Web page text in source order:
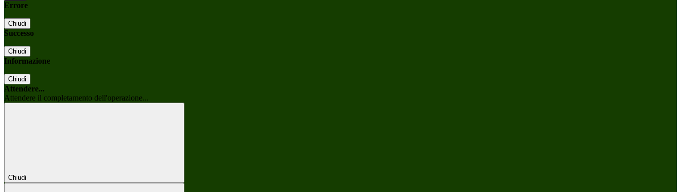
Errore
Chiudi
Successo
Chiudi
Informazione
Chiudi
Attendere...
Attendere il completamento dell'operazione...
Chiudi